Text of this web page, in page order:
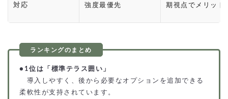
対応
強度最優先
期視点でメリット
● 1位は「標準テラス囲い」
導入しやすく、後から必要なオプションを追加できる
柔軟性が支持されています。